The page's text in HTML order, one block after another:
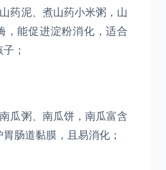
药泥、煮山药小米粥，山
，能促进淀粉消化，适合
；
瓜粥、南瓜饼，南瓜富含
肠道黏膜，且易消化；